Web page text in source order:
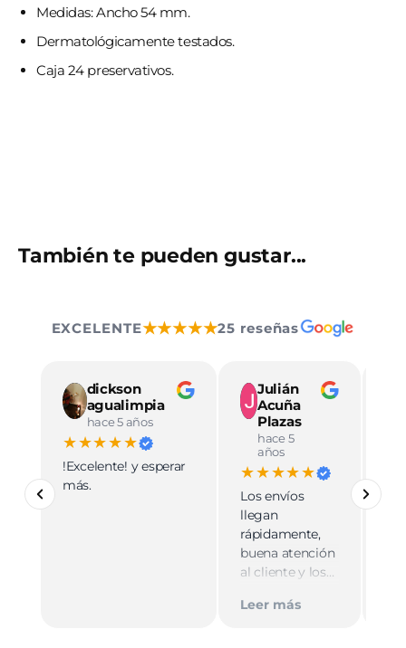
Medidas: Ancho 54 mm.
Dermatológicamente testados.
Caja 24 preservativos.
También te pueden gustar...
EXCELENTE★★★★★25 reseñas
dickson
agualimpia
hace 5 años
★★★★★
!Excelente! y esperar
más.
Julián
Acuña
Plazas
hace 5
años
★★★★★
Los envíos
llegan
rápidamente,
buena atención
al cliente y los
discretos.
Leer más